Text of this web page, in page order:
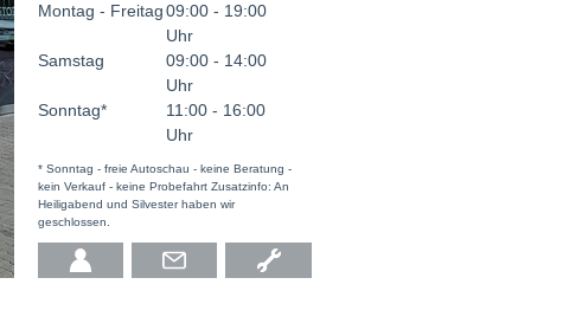
Montag - Freitag 09:00 - 19:00
Uhr
Samstag
09:00 - 14:00
Uhr
Sonntag*
11:00 - 16:00
Uhr
* Sonntag - freie Autoschau - keine Beratung -
kein Verkauf - keine Probefahrt Zusatzinfo: An
Heiligabend und Silvester haben wir
geschlossen.